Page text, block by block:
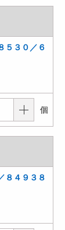
５３０／６
個
４９３８